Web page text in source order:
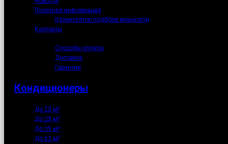
Полезная информация
Калькулятор подбора мощности
Контакты
Способы оплаты
Доставка
Гарантии
Кондиционеры
До 20 м²
До 25 м²
До 35 м²
До 53 м²